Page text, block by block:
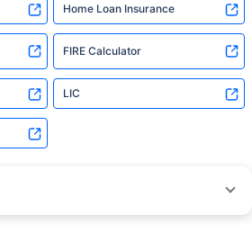
Home Loan Insurance
FIRE Calculator
LIC